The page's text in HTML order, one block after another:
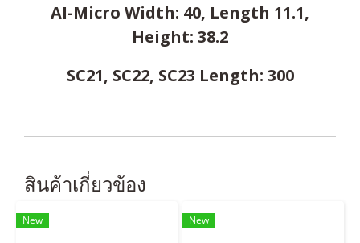
AI-Micro Width: 40, Length 11.1,
Height: 38.2
SC21, SC22, SC23 Length: 300
สินค้าเกี่ยวข้อง
New New